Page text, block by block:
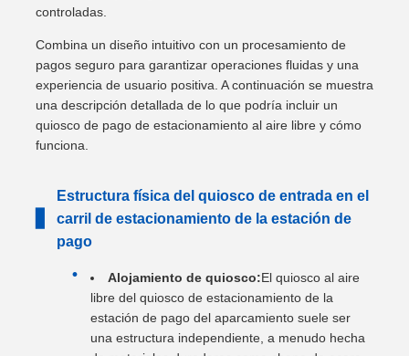
controladas.
Combina un diseño intuitivo con un procesamiento de
pagos seguro para garantizar operaciones fluidas y una
experiencia de usuario positiva. A continuación se muestra
una descripción detallada de lo que podría incluir un
quiosco de pago de estacionamiento al aire libre y cómo
funciona.
Estructura física del quiosco de entrada en el
carril de estacionamiento de la estación de
pago
Alojamiento de quiosco:El quiosco al aire
libre del quiosco de estacionamiento de la
estación de pago del aparcamiento suele ser
una estructura independiente, a menudo hecha